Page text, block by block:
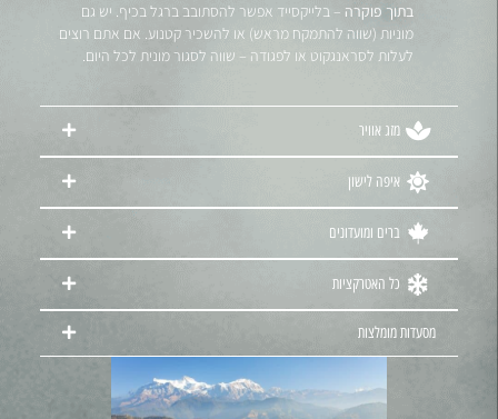
בתוך פוקרה – בלייקסייד אפשר להסתובב ברגל בכיף. יש גם
מוניות (שווה להתמקח מראש) או להשכיר קטנוע. אם אתם רוצים
לעלות לסראנגקוט או לפגודה – שווה לסגור מונית לכל היום.
מזג אוויר
איפה לישון
ברים ומועדונים
כל האטרקציות
מסעדות מומלצות